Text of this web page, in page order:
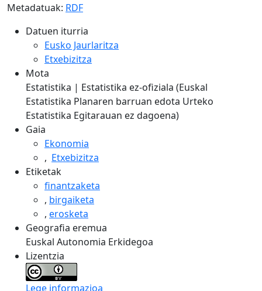
Metadatuak: RDF
Datuen iturria
Eusko Jaurlaritza
Etxebizitza
Mota
Estatistika | Estatistika ez-ofiziala (Euskal
Estatistika Planaren barruan edota Urteko
Estatistika Egitarauan ez dagoena)
Gaia
Ekonomia
, Etxebizitza
Etiketak
finantzaketa
, birgaiketa
, erosketa
Geografia eremua
Euskal Autonomia Erkidegoa
Lizentzia
Lege informazioa